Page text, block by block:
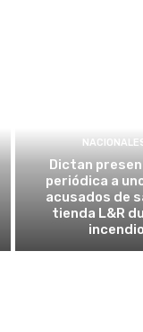
Dictan
periódica a
acusados de
tienda L&R
incendio